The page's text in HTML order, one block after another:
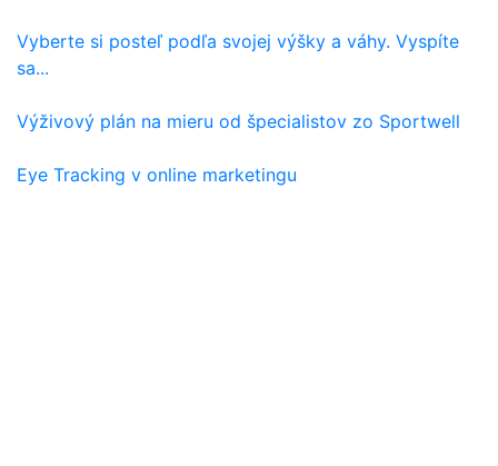
Vyberte si posteľ podľa svojej výšky a váhy. Vyspíte
sa...
Výživový plán na mieru od špecialistov zo Sportwell
Eye Tracking v online marketingu